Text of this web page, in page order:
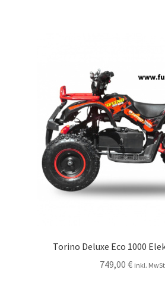
Torino Deluxe Eco 1000
749,00 € inkl.